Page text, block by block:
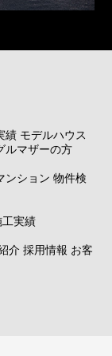
績 モデルハウス
ルマザーの方
ンション 物件検
工実績
介 採用情報 お客